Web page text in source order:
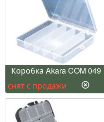
Коробка Akara COM 049
снят с продажи